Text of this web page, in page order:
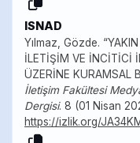
ISNAD
Yılmaz, Gözde.
İLETİŞİM VE İNCİTİCİ
ÜZERİNE KURAMSAL
İletişim Fakültesi
Dergisi. 8 (01 Nisan
https://izlik.org/